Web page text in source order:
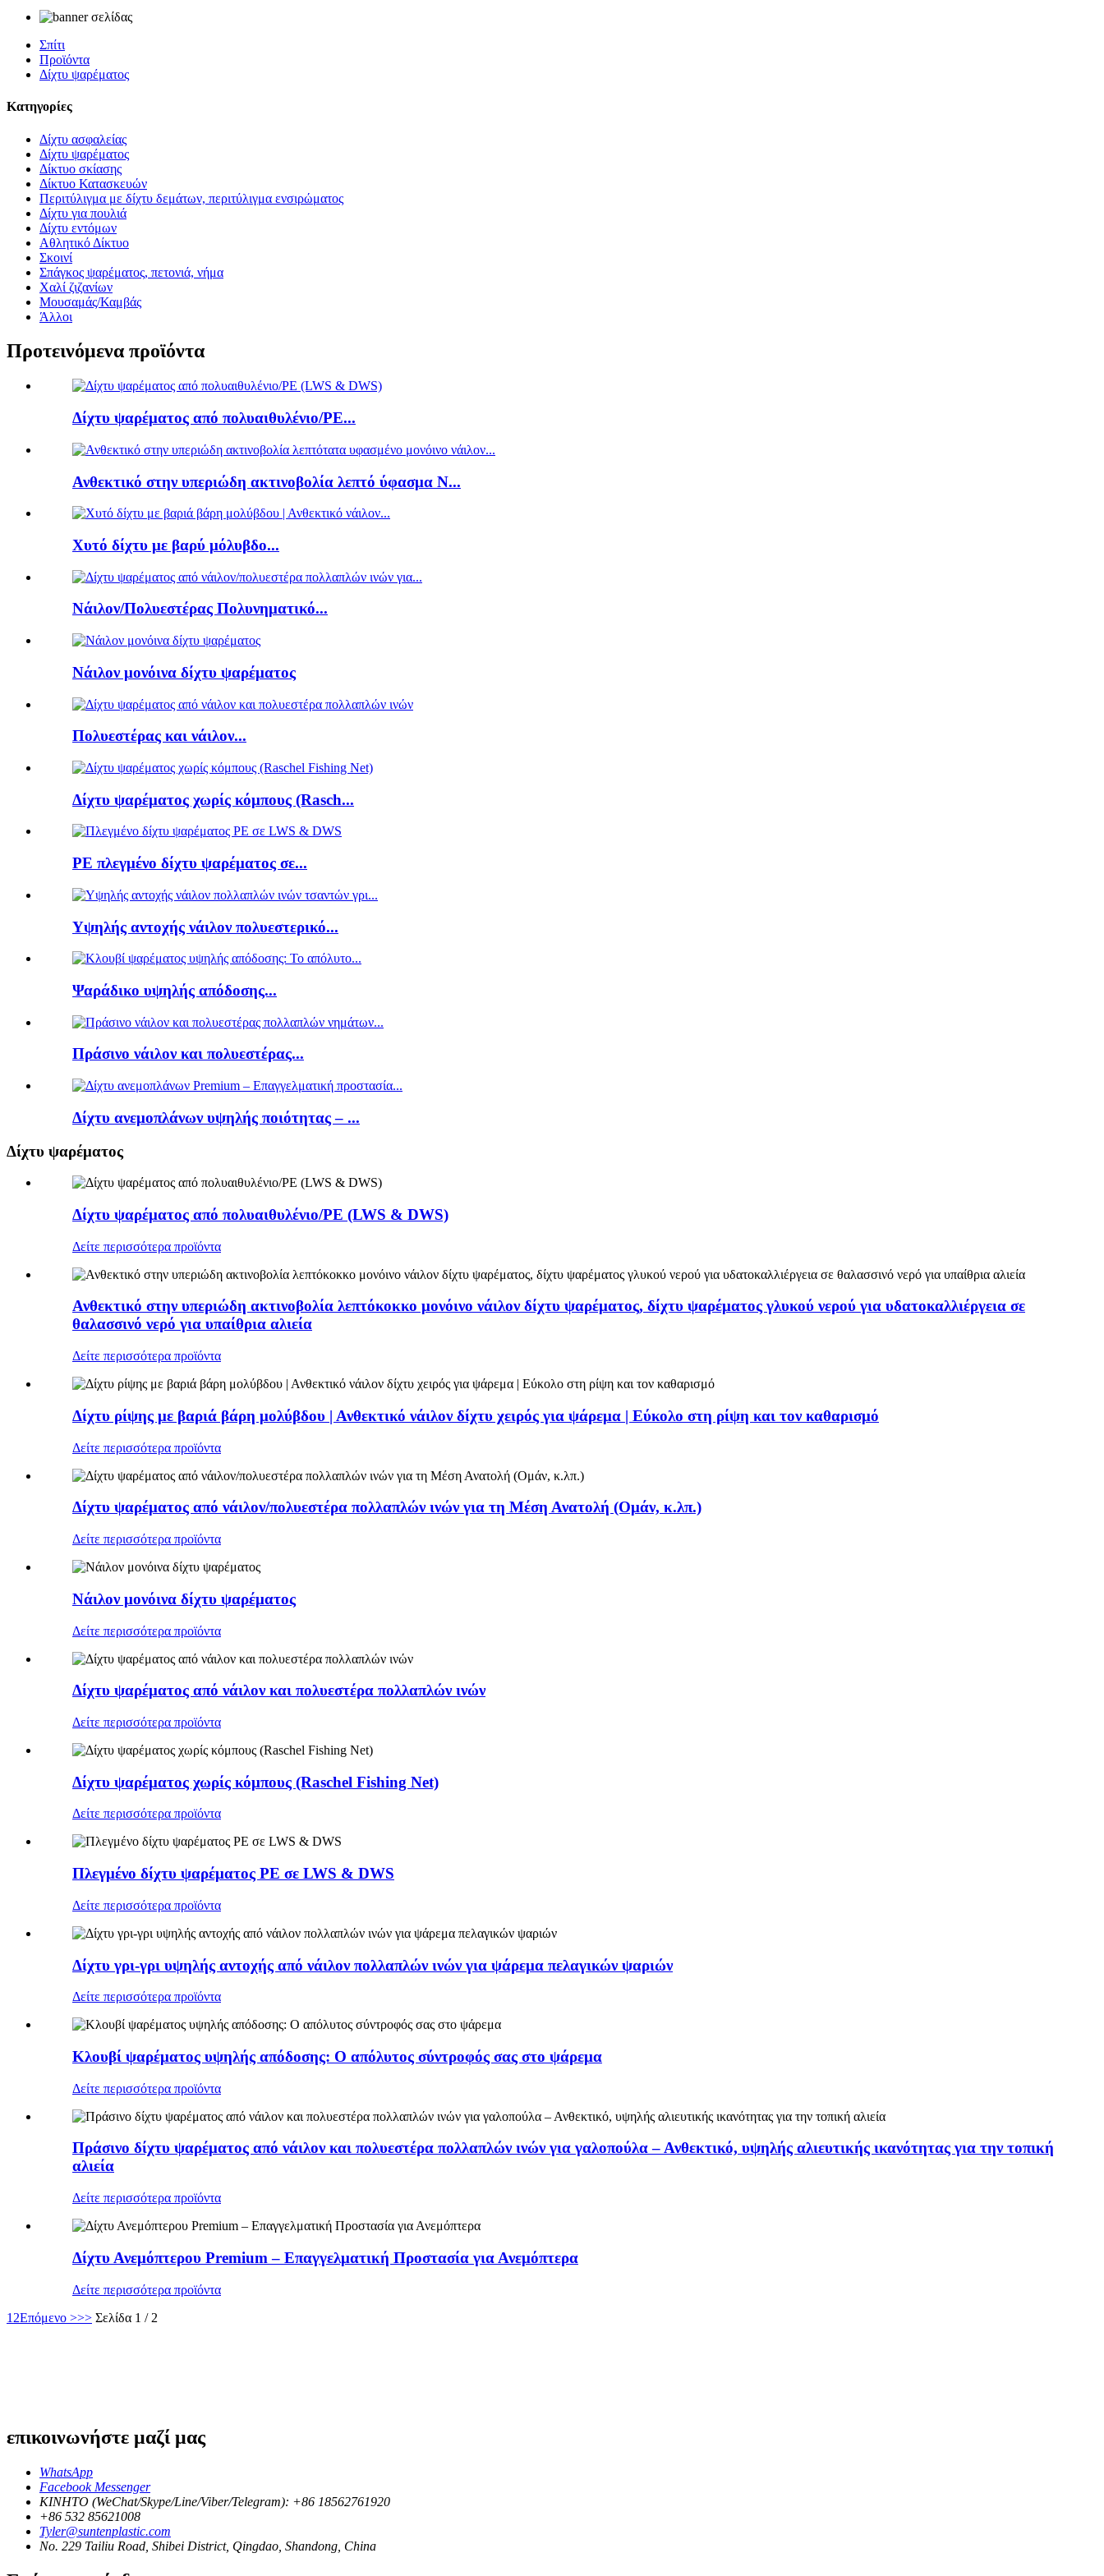
Σπίτι
Προϊόντα
Δίχτυ ψαρέματος
Κατηγορίες
Δίχτυ ασφαλείας
Δίχτυ ψαρέματος
Δίκτυο σκίασης
Δίκτυο Κατασκευών
Περιτύλιγμα με δίχτυ δεμάτων, περιτύλιγμα ενσιρώματος
Δίχτυ για πουλιά
Δίχτυ εντόμων
Αθλητικό Δίκτυο
Σκοινί
Σπάγκος ψαρέματος, πετονιά, νήμα
Χαλί ζιζανίων
Μουσαμάς/Καμβάς
Άλλοι
Προτεινόμενα προϊόντα
Δίχτυ ψαρέματος από πολυαιθυλένιο/PE...
Ανθεκτικό στην υπεριώδη ακτινοβολία λεπτό ύφασμα N...
Χυτό δίχτυ με βαρύ μόλυβδο...
Νάιλον/Πολυεστέρας Πολυνηματικό...
Νάιλον μονόινα δίχτυ ψαρέματος
Πολυεστέρας και νάιλον...
Δίχτυ ψαρέματος χωρίς κόμπους (Rasch...
PE πλεγμένο δίχτυ ψαρέματος σε...
Υψηλής αντοχής νάιλον πολυεστερικό...
Ψαράδικο υψηλής απόδοσης...
Πράσινο νάιλον και πολυεστέρας...
Δίχτυ ανεμοπλάνων υψηλής ποιότητας – ...
Δίχτυ ψαρέματος
Δίχτυ ψαρέματος από πολυαιθυλένιο/PE (LWS & DWS)
Δείτε περισσότερα προϊόντα
Ανθεκτικό στην υπεριώδη ακτινοβολία λεπτόκοκκο μονόινο νάιλον δίχτυ ψαρέματος, δίχτυ ψαρέματος γλυκού νερού για υδατοκαλλιέργεια σε
θαλασσινό νερό για υπαίθρια αλιεία
Δείτε περισσότερα προϊόντα
Δίχτυ ρίψης με βαριά βάρη μολύβδου | Ανθεκτικό νάιλον δίχτυ χειρός για ψάρεμα | Εύκολο στη ρίψη και τον καθαρισμό
Δείτε περισσότερα προϊόντα
Δίχτυ ψαρέματος από νάιλον/πολυεστέρα πολλαπλών ινών για τη Μέση Ανατολή (Ομάν, κ.λπ.)
Δείτε περισσότερα προϊόντα
Νάιλον μονόινα δίχτυ ψαρέματος
Δείτε περισσότερα προϊόντα
Δίχτυ ψαρέματος από νάιλον και πολυεστέρα πολλαπλών ινών
Δείτε περισσότερα προϊόντα
Δίχτυ ψαρέματος χωρίς κόμπους (Raschel Fishing Net)
Δείτε περισσότερα προϊόντα
Πλεγμένο δίχτυ ψαρέματος PE σε LWS & DWS
Δείτε περισσότερα προϊόντα
Δίχτυ γρι-γρι υψηλής αντοχής από νάιλον πολλαπλών ινών για ψάρεμα πελαγικών ψαριών
Δείτε περισσότερα προϊόντα
Κλουβί ψαρέματος υψηλής απόδοσης: Ο απόλυτος σύντροφός σας στο ψάρεμα
Δείτε περισσότερα προϊόντα
Πράσινο δίχτυ ψαρέματος από νάιλον και πολυεστέρα πολλαπλών ινών για γαλοπούλα – Ανθεκτικό, υψηλής αλιευτικής ικανότητας για την τοπική
αλιεία
Δείτε περισσότερα προϊόντα
Δίχτυ Ανεμόπτερου Premium – Επαγγελματική Προστασία για Ανεμόπτερα
Δείτε περισσότερα προϊόντα
1 2Επόμενο >>> Σελίδα 1 / 2
επικοινωνήστε μαζί μας
WhatsApp
Facebook Messenger
ΚΙΝΗΤΟ (WeChat/Skype/Line/Viber/Telegram): +86 18562761920
+86 532 85621008
Tyler@suntenplastic.com
No. 229 Tailiu Road, Shibei District, Qingdao, Shandong, China